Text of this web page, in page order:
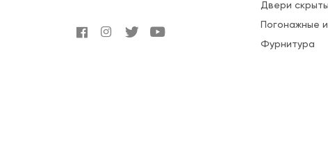
Двери
Погонажные
Фурнитура